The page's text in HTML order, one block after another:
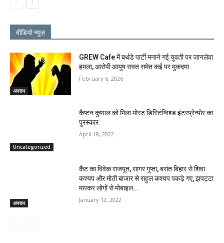
वीडियो न्यूज़
अपराध
GREW Cafe में बर्थडे पार्टी मनाने गई युवती पर जानलेवा
हमला, आरोपी आयुष रावत समेत कई पर मुकदमा
February 6, 2026
Uncategorized
कैप्टन कुणाल को मिला मोस्ट डिस्टिंग्विश्ड इंटरप्रेन्योर का
पुरस्कार
April 18, 2022
अपराध
कैंट का विवेक राजपूत, सागर गुप्ता, बसंत बिहार से शिवा
कश्यप और मोती बाजार से राहुल कश्यप पकड़े गए, झपट्टा
मारकर लोगों से मोबाइल...
January 12, 2022